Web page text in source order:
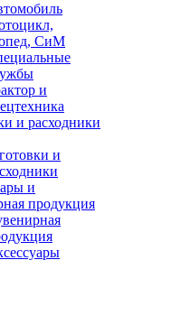
СиМ
и
и расходники
и
и
продукция